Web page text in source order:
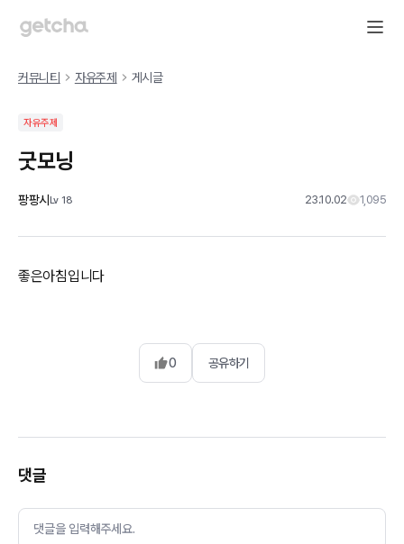
커뮤니티 자유주제 게시글
자유주제
굿모닝
팡팡시 Lv 18 23.10.02 1,095
좋은아침입니다
0 공유하기
댓글
댓글을 입력해주세요.